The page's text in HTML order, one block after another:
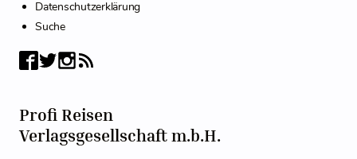
Datenschutzerklärung
Suche
Profi Reisen
Verlagsgesellschaft m.b.H.